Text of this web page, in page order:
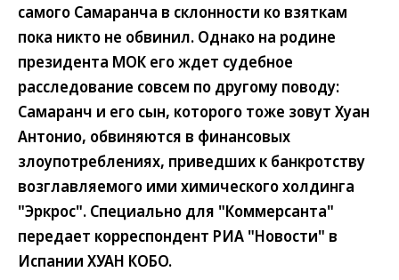
самого Самаранча в склонности ко взяткам
пока никто не обвинил. Однако на родине
президента МОК его ждет судебное
расследование совсем по другому поводу:
Самаранч и его сын, которого тоже зовут Хуан
Антонио, обвиняются в финансовых
злоупотреблениях, приведших к банкротству
возглавляемого ими химического холдинга
"Эркрос". Специально для "Коммерсанта"
передает корреспондент РИА "Новости" в
Испании ХУАН КОБО.